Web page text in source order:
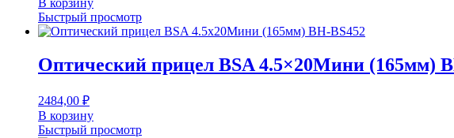
В корзину
Быстрый просмотр
Оптический прицел BSA 4.5×20Мини (165мм)
2484,00 ₽
В корзину
Быстрый просмотр